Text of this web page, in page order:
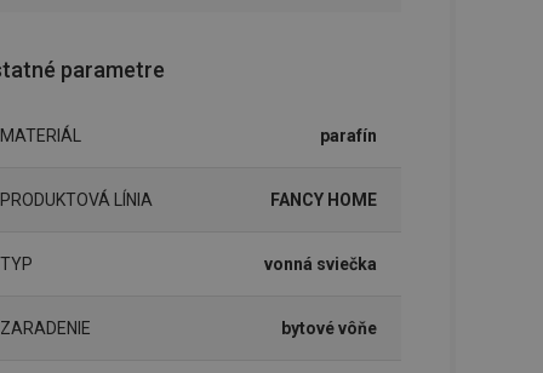
parametre
MATERIÁL parafín
PRODUKTOVÁ LÍNIA FANCY HOME
TYP vonná sviečka
ZARADENIE bytové vôňe